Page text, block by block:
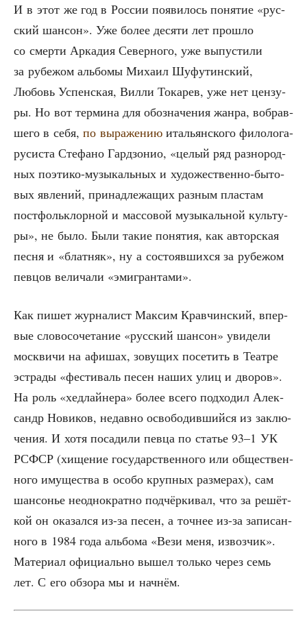
И в этот же год в Рос­сии появи­лось поня­тие «рус­
ский шан­сон». Уже более деся­ти лет про­шло
со смер­ти Арка­дия Север­но­го, уже выпу­сти­ли
за рубе­жом аль­бо­мы Миха­ил Шуфу­тин­ский,
Любовь Успен­ская, Вил­ли Тока­рев, уже нет цен­зу­
ры. Но вот тер­ми­на для обо­зна­че­ния жан­ра, вобрав­
ше­го в себя, по выра­же­нию ита­льян­ско­го фило­ло­га-
руси­ста Сте­фа­но Гард­зо­нио, «целый ряд раз­но­род­
ных поэ­ти­ко-музы­каль­ных и худо­же­ствен­но-быто­
вых явле­ний, при­над­ле­жа­щих раз­ным пла­стам
пост­фольк­лор­ной и мас­со­вой музы­каль­ной куль­ту­
ры», не было. Были такие поня­тия, как автор­ская
пес­ня и «блат­няк», ну а состо­яв­ших­ся за рубе­жом
пев­цов вели­ча­ли «эми­гран­та­ми».
Как пишет жур­на­лист Мак­сим Крав­чин­ский, впер­
вые сло­во­со­че­та­ние «рус­ский шан­сон» уви­де­ли
моск­ви­чи на афи­шах, зову­щих посе­тить в Теат­ре
эст­ра­ды «фести­валь песен наших улиц и дво­ров».
На роль «хед­лай­не­ра» более все­го под­хо­дил Алек­
сандр Нови­ков, недав­но осво­бо­див­ший­ся из заклю­
че­ния. И хотя поса­ди­ли пев­ца по ста­тье 93–1 УК
РСФСР (хище­ние госу­дар­ствен­но­го или обще­ствен­
но­го иму­ще­ства в осо­бо круп­ных раз­ме­рах), сам
шан­со­нье неод­но­крат­но под­чёр­ки­вал, что за решёт­
кой он ока­зал­ся из-за песен, а точ­нее из-за запи­сан­
но­го в 1984 года аль­бо­ма «Вези меня, извоз­чик».
Мате­ри­ал офи­ци­аль­но вышел толь­ко через семь
лет. С его обзо­ра мы и начнём.